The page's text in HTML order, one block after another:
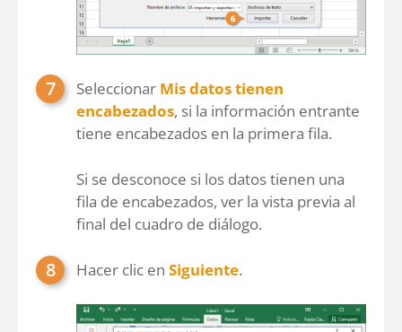
Seleccionar Mis datos tienen
encabezados, si la información entrante
tiene encabezados en la primera fila.
Si se desconoce si los datos tienen una
fila de encabezados, ver la vista previa al
final del cuadro de diálogo.
Hacer clic en Siguiente.